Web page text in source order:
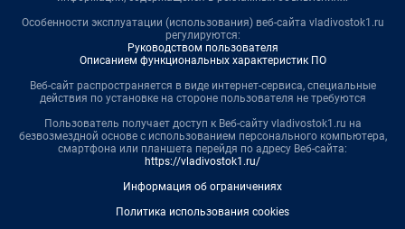
Особенности эксплуатации (использования) веб-сайта vladivostok1.ru
регулируются:
Руководством пользователя
Описанием функциональных характеристик ПО
Веб-сайт распространяется в виде интернет-сервиса, специальные
действия по установке на стороне пользователя не требуются
Пользователь получает доступ к Веб-сайту vladivostok1.ru на
безвозмездной основе с использованием персонального компьютера,
смартфона или планшета перейдя по адресу Веб-сайта:
https://vladivostok1.ru/
Информация об ограничениях
Политика использования cookies